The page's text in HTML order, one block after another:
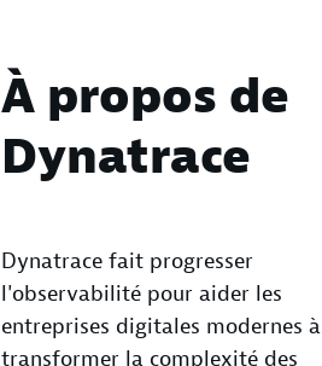
À propos de
Dynatrace
Dynatrace fait progresser
l'observabilité pour aider les
entreprises digitales modernes à
transformer la complexité des